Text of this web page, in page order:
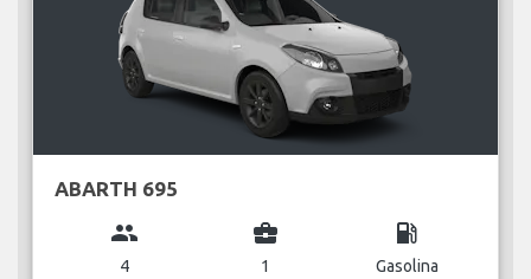
ABARTH 695
group
4
business_center
1
local_gas_station
Gasolina